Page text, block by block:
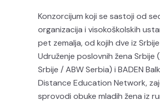
Konzorcijum koji se sastoji od
organizacija i visokoškolskih
pet zemalja, od kojih dve iz
Udruženje poslovnih žena Srbije
Srbije / ABW Serbia) i BADEN
Distance Education Network,
sprovodi obuke mladih žena iz